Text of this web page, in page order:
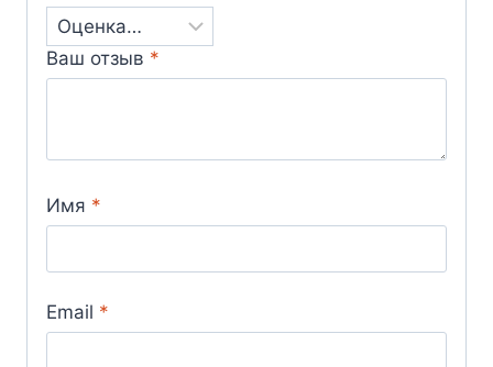
Ваш отзыв *
Имя *
Email *